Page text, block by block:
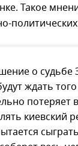
Такое
о судьбе
ждать
потеряет
киевский